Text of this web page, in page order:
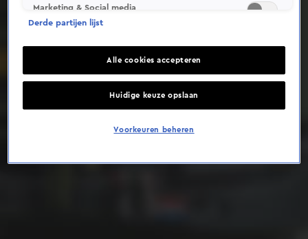
Marketing & Social media
Derde partijen lijst
Alle cookies accepteren
Huidige keuze opslaan
Voorkeuren beheren